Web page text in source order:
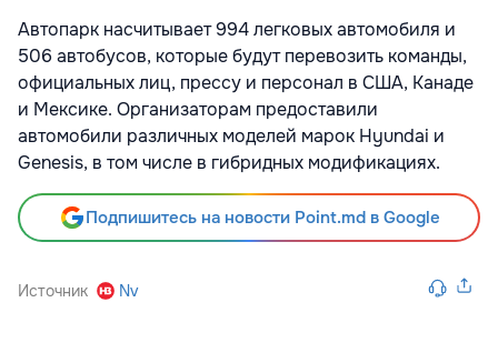
Автопарк насчитывает 994 легковых автомобиля и
506 автобусов, которые будут перевозить команды,
официальных лиц, прессу и персонал в США, Канаде
и Мексике. Организаторам предоставили
автомобили различных моделей марок Hyundai и
Genesis, в том числе в гибридных модификациях.
Подпишитесь на новости Point.md в Google
Источник Nv